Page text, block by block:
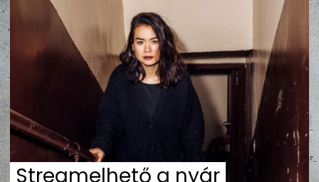
KULT
UTCA
ZENE
MÉDIAAJÁNLAT
PR-ARCHÍVUM
ADATKEZELÉSI TÁJÉKOZTATÓ
Streamelhető a nyár